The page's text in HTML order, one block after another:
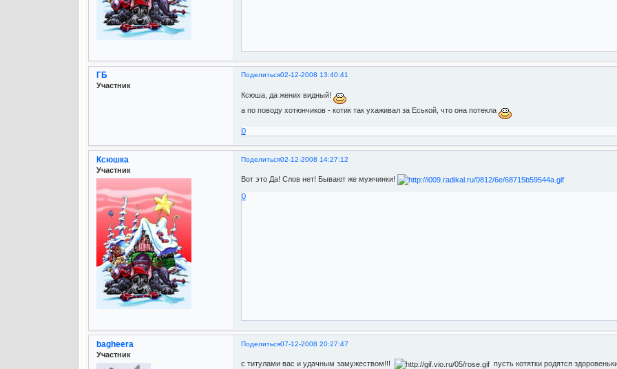
Поделиться02-12-2008 13:40:41
ГБ
Участник
Ксюша, да жених видный!
а по поводу хотюнчиков - котик так ухаживал за Еськой, что она потекла
0
Поделиться02-12-2008 14:27:12
Ксюшка
Участник
Вот это Да! Слов нет! Бывают же мужчинки!
0
Поделиться07-12-2008 20:27:47
bagheera
Участник
с титулами вас и удачным замужеством!!!
пусть котятки родятся